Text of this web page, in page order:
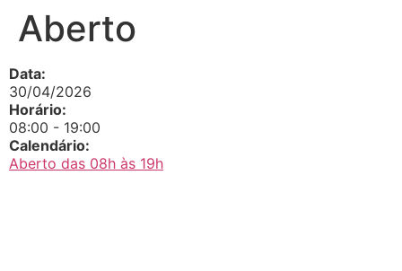
Aberto
Data:
30/04/2026
Horário:
08:00 - 19:00
Calendário:
Aberto das 08h às 19h